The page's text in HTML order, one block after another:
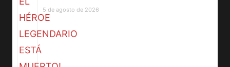
5 de agosto de 2026